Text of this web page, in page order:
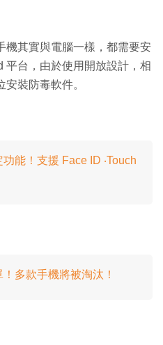
機其實與電腦一樣，都需要安
平台，由於使用開放設計，相
裝防毒軟件。
能！支援 Face ID ‧Touch
多款手機將被淘汰！